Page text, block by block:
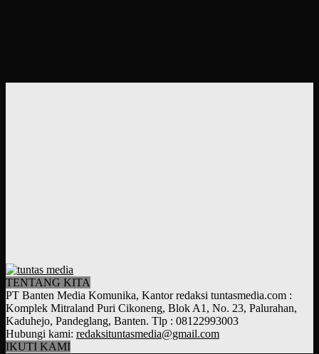
TENTANG KITA
PT Banten Media Komunika, Kantor redaksi tuntasmedia.com :
Komplek Mitraland Puri Cikoneng, Blok A1, No. 23, Palurahan,
Kaduhejo, Pandeglang, Banten. Tlp : 08122993003
Hubungi kami: redaksituntasmedia@gmail.com
IKUTI KAMI